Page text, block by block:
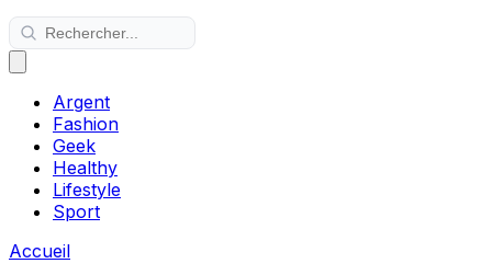
Argent
Fashion
Geek
Healthy
Lifestyle
Sport
Accueil